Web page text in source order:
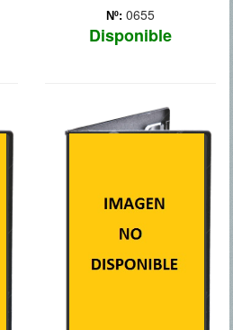
Nº: 0655
Disponible
Un viajero (Walker) alquila
sin querer un coche en una
le llevará a convertirse en
el objetivo de la policía
local corrupta.